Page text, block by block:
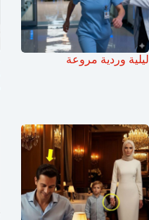
ليلية وردية مروعة